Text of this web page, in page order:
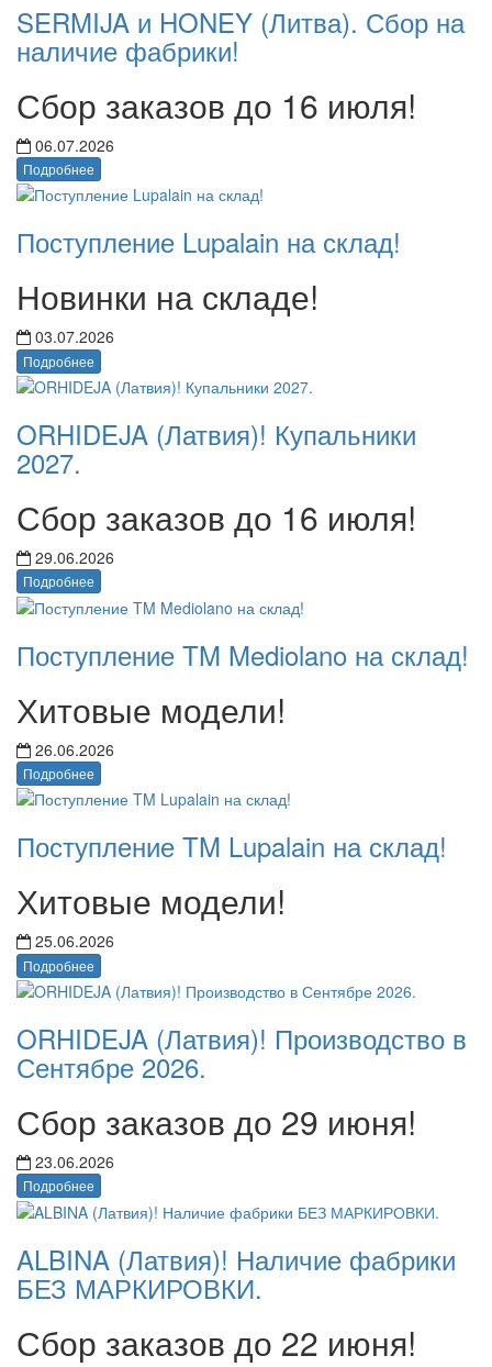
SERMIJA и HONEY (Литва). Сбор на
наличие фабрики!
Сбор заказов до 16 июля!
06.07.2026
Подробнее
Поступление Lupalain на склад!
Новинки на складе!
03.07.2026
Подробнее
ORHIDEJA (Латвия)! Купальники
2027.
Сбор заказов до 16 июля!
29.06.2026
Подробнее
Поступление TM Mediolano на склад!
Хитовые модели!
26.06.2026
Подробнее
Поступление TM Lupalain на склад!
Хитовые модели!
25.06.2026
Подробнее
ORHIDEJA (Латвия)! Производство в
Сентябре 2026.
Сбор заказов до 29 июня!
23.06.2026
Подробнее
ALBINA (Латвия)! Наличие фабрики
БЕЗ МАРКИРОВКИ.
Сбор заказов до 22 июня!